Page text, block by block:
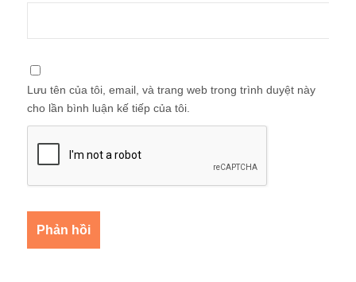
Lưu tên của tôi, email, và trang web trong trình duyệt này
cho lần bình luận kế tiếp của tôi.